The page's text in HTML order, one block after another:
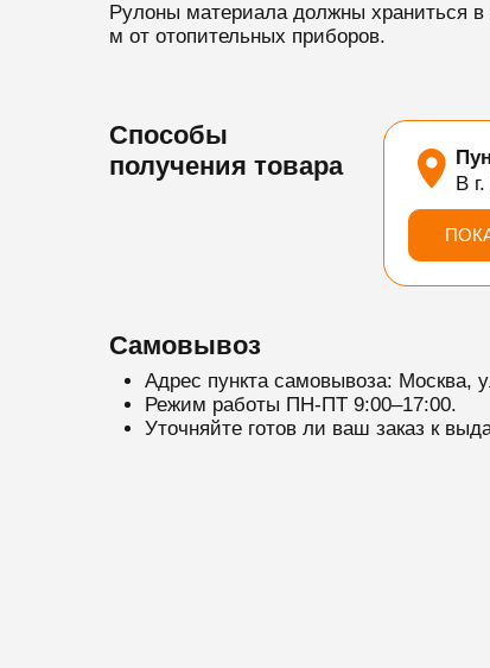
Рулоны материала должны храниться
м от отопительных приборов.
Способы
получения товара
В
Самовывоз
Адрес пункта самовывоза: Москва,
Режим работы ПН-ПТ 9:00–17:00.
Уточняйте готов ли ваш заказ к